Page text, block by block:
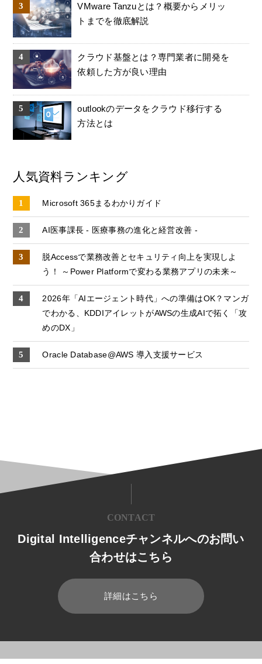
VMware Tanzuとは？概要からメリッ
トまでを徹底解説
クラウド基盤とは？専門業者に開発を
依頼した方が良い理由
outlookのデータをクラウド移行する
方法とは
人気資料ランキング
Microsoft 365まるわかりガイド
AI医事課長 - 医療事務の進化と経営改善 -
脱Accessで業務改善とセキュリティ向上を実現しよ
う！ ～Power Platformで変わる業務アプリの未来～
2026年「AIエージェント時代」への準備はOK？マンガ
でわかる、KDDIアイレットがAWSの生成AIで拓く「攻
めのDX」
Oracle Database@AWS 導入支援サービス
CONTACT
Digital Intelligenceチャンネルへのお問い
合わせはこちら
詳細はこちら